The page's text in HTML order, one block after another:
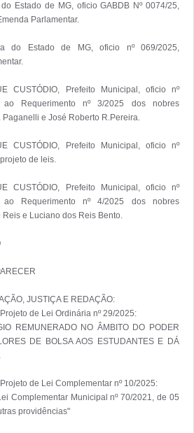
Estado de MG, oficio GABDB Nº 0074/25,
Parlamentar.
do Estado de MG, oficio nº 069/2025,
CUSTÓDIO, Prefeito Municipal, oficio nº
ao Requerimento nº 3/2025 dos nobres
e José Roberto R.Pereira.
CUSTÓDIO, Prefeito Municipal, oficio nº
de leis.
CUSTÓDIO, Prefeito Municipal, oficio nº
ao Requerimento nº 4/2025 dos nobres
e Luciano dos Reis Bento.
JUSTIÇA E REDAÇÃO:
de Lei Ordinária nº 29/2025:
REMUNERADO NO ÂMBITO DO PODER
DE BOLSA AOS ESTUDANTES E DÁ
de Lei Complementar nº 10/2025:
Complementar Municipal nº 70/2021, de 05
providências"